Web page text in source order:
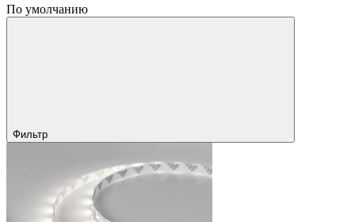
По умолчанию
Фильтр